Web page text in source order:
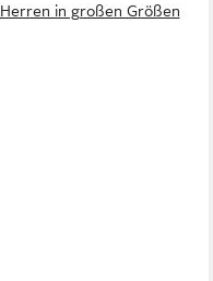
Herren in großen Größen